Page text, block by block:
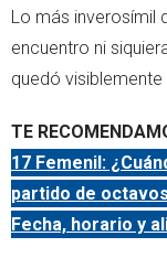
Lo más inverosímil
encuentro ni
quedó
TE
17 Femenil:
partido de
Fecha, horario y